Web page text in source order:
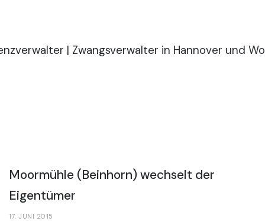
Moormühle (Beinhorn) wechselt der
Eigentümer
17. JUNI 2015